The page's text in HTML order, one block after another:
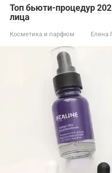
Топ бьюти-процедур
лица
Косметика и парфюм Елена